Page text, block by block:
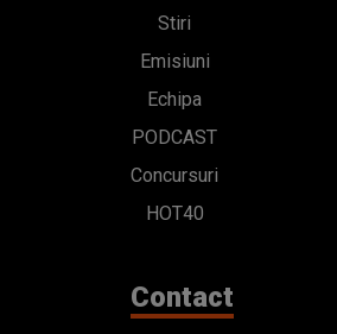
Stiri
Emisiuni
Echipa
PODCAST
Concursuri
HOT40
Contact